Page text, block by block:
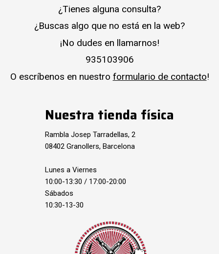
¿Tienes alguna consulta?
¿Buscas algo que no está en la web?
¡No dudes en llamarnos!
935103906
O escríbenos en nuestro formulario de contacto!
Nuestra tienda física
Rambla Josep Tarradellas, 2
08402 Granollers, Barcelona
Lunes a Viernes
10:00-13:30 / 17:00-20:00
Sábados
10:30-13-30